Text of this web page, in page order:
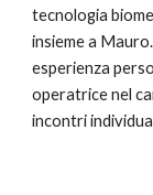
tecnologia
insieme a
esperienza
operatrice nel
incontri